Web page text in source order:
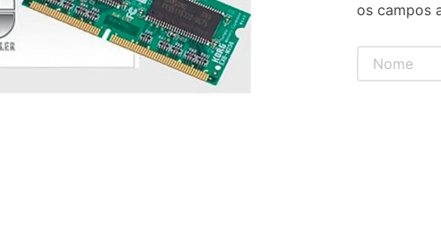
os campos